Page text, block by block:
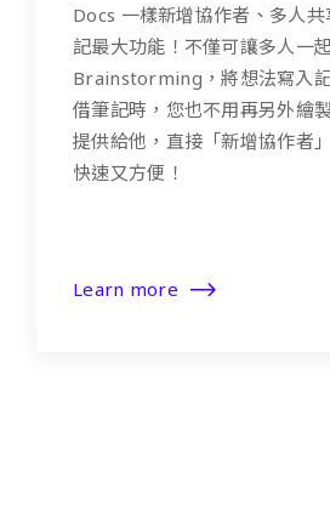
Docs 一樣新增協作者、多人
記最大功能！不僅可讓多人一起
Brainstorming，將想法寫入
借筆記時，您也不用再另外繪
提供給他，直接「新增協作者
快速又方便！
Learn more